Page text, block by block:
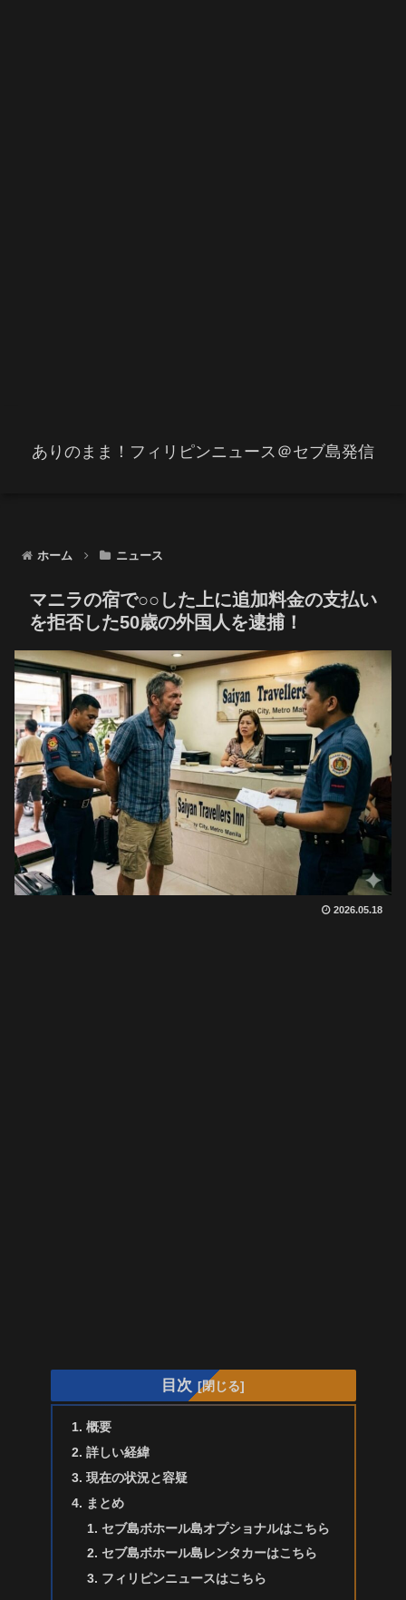
ありのまま！フィリピンニュース＠セブ島発信
ホーム ニュース
マニラの宿で○○した上に追加料金の支払い
を拒否した50歳の外国人を逮捕！
2026.05.18
目次
概要
詳しい経緯
現在の状況と容疑
まとめ
セブ島ボホール島オプショナルはこちら
セブ島ボホール島レンタカーはこちら
フィリピンニュースはこちら